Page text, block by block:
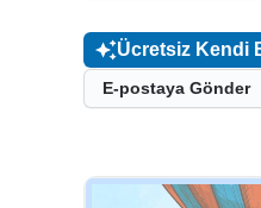
Ücretsiz Kendi
E-postaya Gönder